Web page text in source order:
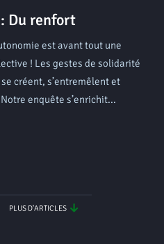
Du renfort
est avant tout une
! Les gestes de solidarité
créent, s’entremêlent et
enquête s’enrichit...
PLUS D'ARTICLES